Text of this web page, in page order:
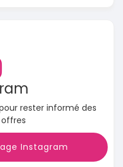
rester informé des
Instagram